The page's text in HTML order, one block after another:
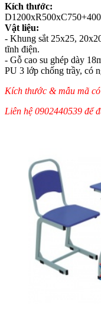
Kích thước:
D1200xR500xC750+400
Vật liệu:
- Khung sắt 25x25,
tĩnh điện.
- Gỗ cao su ghép dày
PU 3 lớp chống trầy, có
Kích thước & mẫu mã
Liên hệ 0902440539 để